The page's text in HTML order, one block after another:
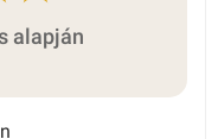
alapján